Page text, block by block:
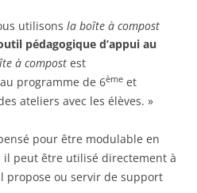
utilisons la boîte à compost
pédagogique d’appui au
à compost est
programme de 6ème et
ateliers avec les élèves. »
pour être modulable en
il peut être utilisé directement à
propose ou servir de support